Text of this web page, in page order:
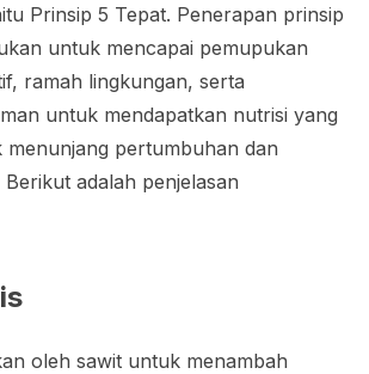
Prinsip 5 Tepat. Penerapan prinsip
untuk mencapai pemupukan
ramah lingkungan, serta
untuk mendapatkan nutrisi yang
menunjang pertumbuhan dan
adalah penjelasan
oleh sawit untuk menambah